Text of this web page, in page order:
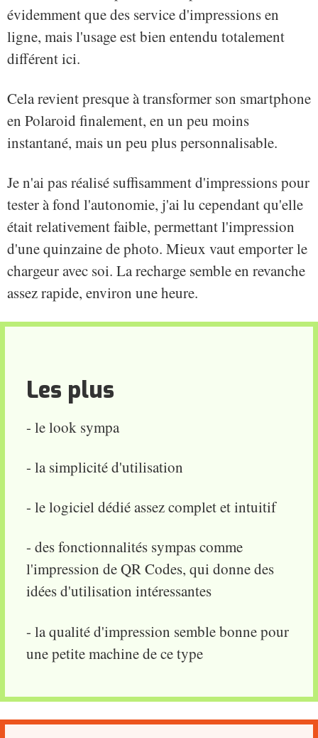
évidemment que des service d'impressions en
ligne, mais l'usage est bien entendu totalement
différent ici.
Cela revient presque à transformer son smartphone
en Polaroid finalement, en un peu moins
instantané, mais un peu plus personnalisable.
Je n'ai pas réalisé suffisamment d'impressions pour
tester à fond l'autonomie, j'ai lu cependant qu'elle
était relativement faible, permettant l'impression
d'une quinzaine de photo. Mieux vaut emporter le
chargeur avec soi. La recharge semble en revanche
assez rapide, environ une heure.
Les plus
- le look sympa
- la simplicité d'utilisation
- le logiciel dédié assez complet et intuitif
- des fonctionnalités sympas comme
l'impression de QR Codes, qui donne des
idées d'utilisation intéressantes
- la qualité d'impression semble bonne pour
une petite machine de ce type